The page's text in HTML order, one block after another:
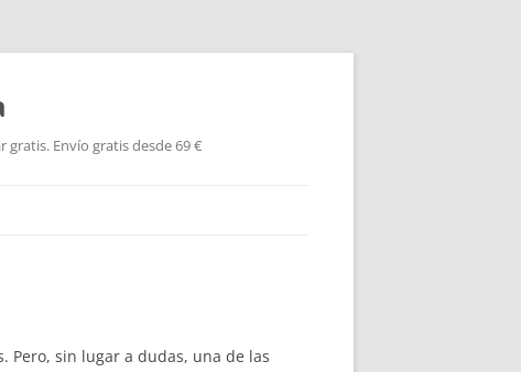
gratis. Envío gratis desde 69 €
Pero, sin lugar a dudas, una de las